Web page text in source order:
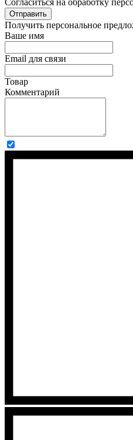
Отправить
Получить персональное
Ваше имя
Email для связи
Товар
Комментарий